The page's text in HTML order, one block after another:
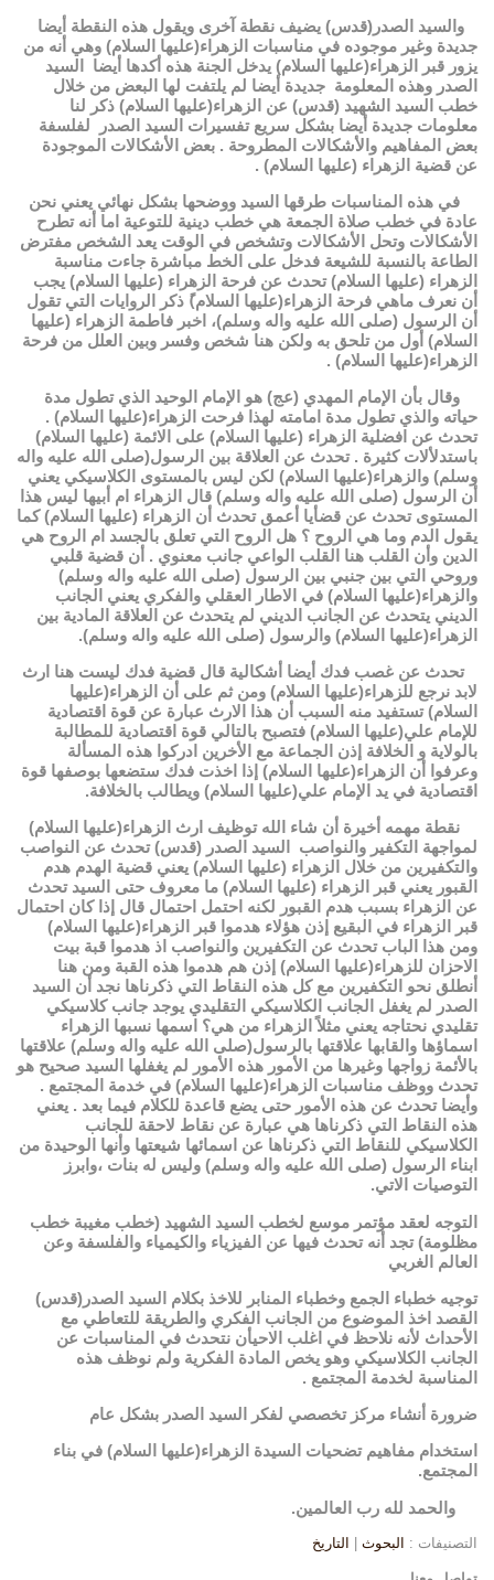
والسيد الصدر(قدس) يضيف نقطة آخرى ويقول هذه النقطة أيضا
جديدة وغير موجوده في مناسبات الزهراء(عليها السلام) وهي أنه من
يزور قبر الزهراء(عليها السلام) يدخل الجنة هذه أكدها أيضا السيد
الصدر وهذه المعلومة جديدة أيضا لم يلتفت لها البعض من خلال
خطب السيد الشهيد (قدس) عن الزهراء(عليها السلام) ذكر لنا
معلومات جديدة أيضا بشكل سريع تفسيرات السيد الصدر لفلسفة
بعض المفاهيم والأشكالات المطروحة . بعض الأشكالات الموجودة
عن قضية الزهراء (عليها السلام) .
في هذه المناسبات طرقها السيد ووضحها بشكل نهائي يعني نحن
عادة في خطب صلاة الجمعة هي خطب دينية للتوعية اما أنه تطرح
الأشكالات وتحل الأشكالات وتشخص في الوقت يعد الشخص مفترض
الطاعة بالنسبة للشيعة فدخل على الخط مباشرة جاءت مناسبة
الزهراء (عليها السلام) تحدث عن فرحة الزهراء (عليها السلام) يجب
أن نعرف ماهي فرحة الزهراء(عليها السلام)ً ذكر الروايات التي تقول
أن الرسول (صلى الله عليه واله وسلم)، اخبر فاطمة الزهراء (عليها
السلام) أول من تلحق به ولكن هنا شخص وفسر وبين العلل من فرحة
الزهراء(عليها السلام) .
وقال بأن الإمام المهدي (عج) هو الإمام الوحيد الذي تطول مدة
حياته والذي تطول مدة امامته لهذا فرحت الزهراء(عليها السلام) .
تحدث عن افضلية الزهراء (عليها السلام) على الائمة (عليها السلام)
باستدلألات كثيرة . تحدث عن العلاقة بين الرسول(صلى الله عليه واله
وسلم) والزهراء(عليها السلام) لكن ليس بالمستوى الكلاسيكي يعني
أن الرسول (صلى الله عليه واله وسلم) قال الزهراء ام أبيها ليس هذا
المستوى تحدث عن قضأيا أعمق تحدث أن الزهراء (عليها السلام) كما
يقول الدم وما هي الروح ؟ هل الروح التي تعلق بالجسد ام الروح هي
الدين وأن القلب هنا القلب الواعي جانب معنوي . أن قضية قلبي
وروحي التي بين جنبي بين الرسول (صلى الله عليه واله وسلم)
والزهراء(عليها السلام) في الاطار العقلي والفكري يعني الجانب
الديني يتحدث عن الجانب الديني لم يتحدث عن العلاقة المادية بين
الزهراء(عليها السلام) والرسول (صلى الله عليه واله وسلم).
تحدث عن غصب فدك أيضا أشكالية قال قضية فدك ليست هنا ارث
لابد نرجع للزهراء(عليها السلام) ومن ثم على أن الزهراء(عليها
السلام) تستفيد منه السبب أن هذا الارث عبارة عن قوة اقتصادية
للإمام علي(عليها السلام) فتصبح بالتالي قوة اقتصادية للمطالبة
بالولاية و الخلافة إذن الجماعة مع الأخرين ادركوا هذه المسألة
وعرفوا أن الزهراء(عليها السلام) إذا اخذت فدك ستضعها بوصفها قوة
اقتصادية في يد الإمام علي(عليها السلام) ويطالب بالخلافة.
نقطة مهمه أخيرة أن شاء الله توظيف ارث الزهراء(عليها السلام)
لمواجهة التكفير والنواصب السيد الصدر (قدس) تحدث عن النواصب
والتكفيرين من خلال الزهراء (عليها السلام) يعني قضية الهدم هدم
القبور يعني قبر الزهراء (عليها السلام) ما معروف حتى السيد تحدث
عن الزهراء بسبب هدم القبور لكنه احتمل احتمال قال إذا كان احتمال
قبر الزهراء في البقيع إذن هؤلاء هدموا قبر الزهراء(عليها السلام)
ومن هذا الباب تحدث عن التكفيرين والنواصب اذ هدموا قبة بيت
الاحزان للزهراء(عليها السلام) إذن هم هدموا هذه القبة ومن هنا
أنطلق نحو التكفيرين مع كل هذه النقاط التي ذكرناها نجد أن السيد
الصدر لم يغفل الجانب الكلاسيكي التقليدي يوجد جانب كلاسيكي
تقليدي نحتاجه يعني مثلاً الزهراء من هي؟ اسمها نسبها الزهراء
اسماؤها والقابها علاقتها بالرسول(صلى الله عليه واله وسلم) علاقتها
بالأئمة زواجها وغيرها من الأمور هذه الأمور لم يغفلها السيد صحيح هو
تحدث ووظف مناسبات الزهراء(عليها السلام) في خدمة المجتمع .
وأيضا تحدث عن هذه الأمور حتى يضع قاعدة للكلام فيما بعد . يعني
هذه النقاط التي ذكرناها هي عبارة عن نقاط لاحقة للجانب
الكلاسيكي للنقاط التي ذكرناها عن اسمائها شيعتها وأنها الوحيدة من
ابناء الرسول (صلى الله عليه واله وسلم) وليس له بنات ،وابرز
التوصيات الاتي.
التوجه لعقد مؤتمر موسع لخطب السيد الشهيد (خطب مغيبة خطب
مظلومة) تجد أنه تحدث فيها عن الفيزياء والكيمياء والفلسفة وعن
العالم الغربي
توجيه خطباء الجمع وخطباء المنابر للاخذ بكلام السيد الصدر(قدس)
القصد اخذ الموضوع من الجانب الفكري والطريقة للتعاطي مع
الأحداث لأنه نلاحظ في اغلب الاحيأن نتحدث في المناسبات عن
الجانب الكلاسيكي وهو يخص المادة الفكرية ولم نوظف هذه
المناسبة لخدمة المجتمع .
ضرورة أنشاء مركز تخصصي لفكر السيد الصدر بشكل عام
استخدام مفاهيم تضحيات السيدة الزهراء(عليها السلام) في بناء
المجتمع.
والحمد لله رب العالمين.
التصنيفات : البحوث | التاريخ